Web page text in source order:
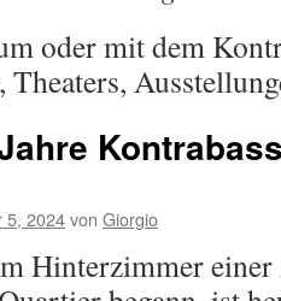
oder mit dem
Theaters,
5, 2024von Giorgio
Hinterzimmer